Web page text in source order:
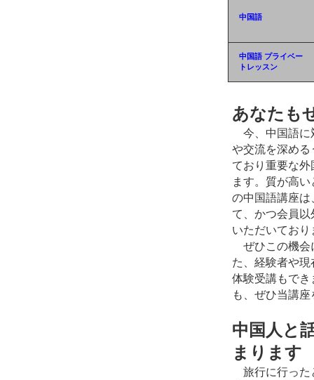
中国語
中国語 プライベー
トレッスン
あなたも
今、中国語に
や交流を深め
ており重要な
ます。質が高
の中国語講座
て、かつ会員
いただいており
ぜひこの機会
た、経験者や
体験受講もで
も、ぜひ当講
中国人と
まります
旅行に行った